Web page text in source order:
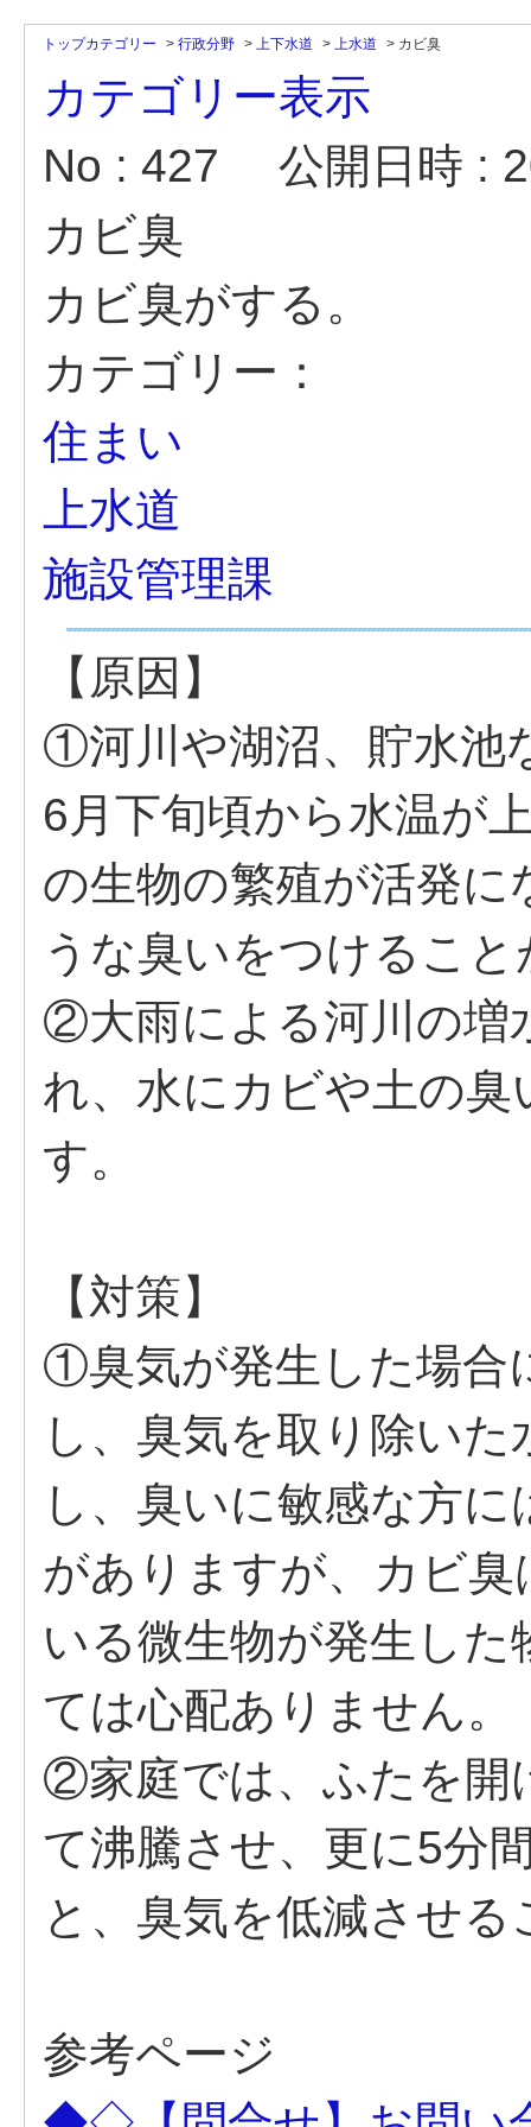
トップカテゴリー > 行政分野 > 上下水道 > 上水道 > カビ臭
カテゴリー表示
No : 427
公開日時 :
カビ臭
カビ臭がする。
カテゴリー：
住まい
上水道
施設管理課
【原因】
①河川や湖沼、貯水池
6月下旬頃から水温が
の生物の繁殖が活発
うな臭いをつけるこ
②大雨による河川の増
れ、水にカビや土の
す。
【対策】
①臭気が発生した場合
し、臭気を取り除い
し、臭いに敏感な方
がありますが、カビ
いる微生物が発生し
ては心配ありません。
②家庭では、ふたを開
て沸騰させ、更に5分
と、臭気を低減させ
参考ページ